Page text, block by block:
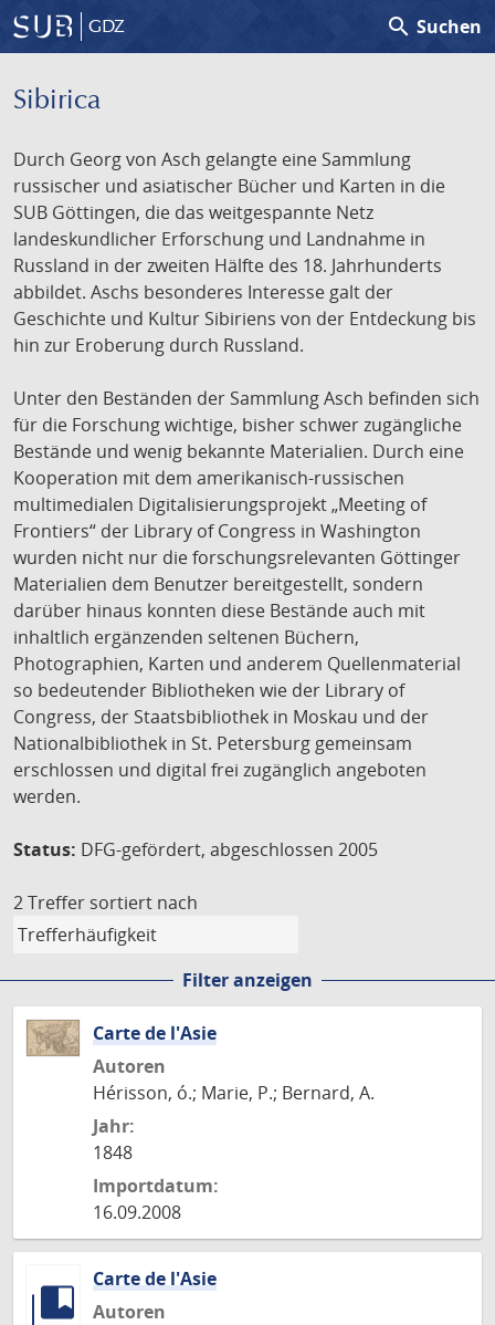
GDZ search Suchen
Sibirica
Durch Georg von Asch gelangte eine Sammlung
russischer und asiatischer Bücher und Karten in die
SUB Göttingen, die das weitgespannte Netz
landeskundlicher Erforschung und Landnahme in
Russland in der zweiten Hälfte des 18. Jahrhunderts
abbildet. Aschs besonderes Interesse galt der
Geschichte und Kultur Sibiriens von der Entdeckung bis
hin zur Eroberung durch Russland.
Unter den Beständen der Sammlung Asch befinden sich
für die Forschung wichtige, bisher schwer zugängliche
Bestände und wenig bekannte Materialien. Durch eine
Kooperation mit dem amerikanisch-russischen
multimedialen Digitalisierungsprojekt „Meeting of
Frontiers“ der Library of Congress in Washington
wurden nicht nur die forschungsrelevanten Göttinger
Materialien dem Benutzer bereitgestellt, sondern
darüber hinaus konnten diese Bestände auch mit
inhaltlich ergänzenden seltenen Büchern,
Photographien, Karten und anderem Quellenmaterial
so bedeutender Bibliotheken wie der Library of
Congress, der Staatsbibliothek in Moskau und der
Nationalbibliothek in St. Petersburg gemeinsam
erschlossen und digital frei zugänglich angeboten
werden.
Status: DFG-gefördert, abgeschlossen 2005
2 Treffer sortiert nach
Filter anzeigen
Carte de l'Asie
Autoren
Hérisson, ó.; Marie, P.; Bernard, A.
Jahr:
1848
Importdatum:
16.09.2008
Carte de l'Asie
Autoren